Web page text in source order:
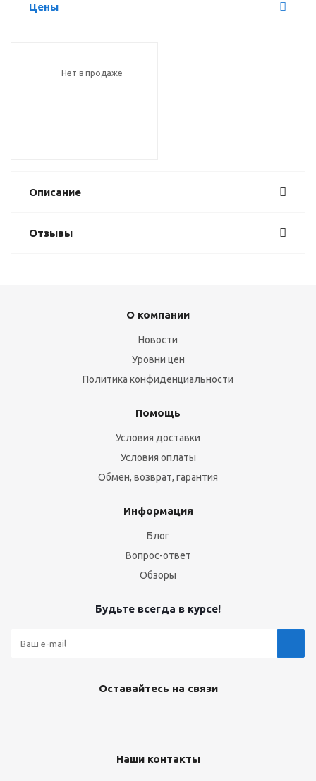
Цены
Нет в продаже
Описание
Отзывы
О компании
Новости
Уровни цен
Политика конфиденциальности
Помощь
Условия доставки
Условия оплаты
Обмен, возврат, гарантия
Информация
Блог
Вопрос-ответ
Обзоры
Будьте всегда в курсе!
Оставайтесь на связи
Наши контакты